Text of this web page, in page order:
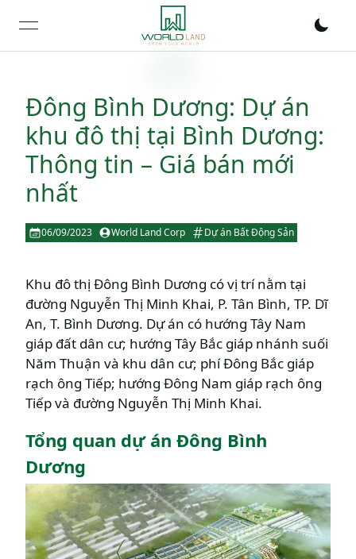
open navigation menu
Đông Bình Dương: Dự án
khu đô thị tại Bình Dương:
Thông tin – Giá bán mới
nhất
06/09/2023 World Land Corp Dự án Bất Động Sản
Khu đô thị Đông Bình Dương có vị trí nằm tại
đường Nguyễn Thị Minh Khai, P. Tân Bình, TP. Dĩ
An, T. Bình Dương. Dự án có hướng Tây Nam
giáp đất dân cư; hướng Tây Bắc giáp nhánh suối
Năm Thuận và khu dân cư; phí Đông Bắc giáp
rạch ông Tiếp; hướng Đông Nam giáp rạch ông
Tiếp và đường Nguyễn Thị Minh Khai.
Tổng quan dự án Đông Bình
Dương